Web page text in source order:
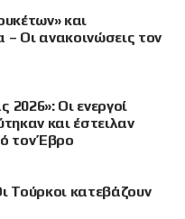
και
Οι ανακοινώσεις τον
Οι ενεργοί
και έστειλαν
τον Έβρο
Τούρκοι κατεβάζουν